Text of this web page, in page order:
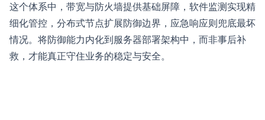
这个体系中，带宽与防火墙提供基础屏障，软件监测实现精
细化管控，分布式节点扩展防御边界，应急响应则兜底最坏
情况。将防御能力内化到服务器部署架构中，而非事后补
救，才能真正守住业务的稳定与安全。